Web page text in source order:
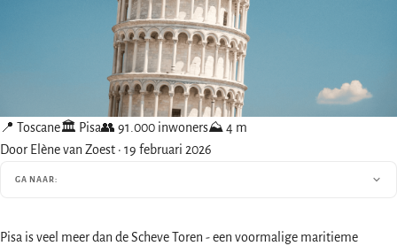
📍 Toscane🏛 Pisa👥 91.000 inwoners⛰ 4 m
Door Elène van Zoest · 19 februari 2026
GA NAAR:
Pisa is veel meer dan de Scheve Toren - een voormalige maritieme